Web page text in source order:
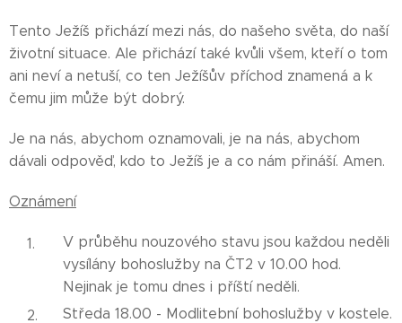
Tento Ježíš přichází mezi nás, do našeho světa, do naší
životní situace. Ale přichází také kvůli všem, kteří o tom
ani neví a netuší, co ten Ježíšův příchod znamená a k
čemu jim může být dobrý.
Je na nás, abychom oznamovali, je na nás, abychom
dávali odpověď, kdo to Ježíš je a co nám přináší. Amen.
Oznámení
V průběhu nouzového stavu jsou každou neděli
vysílány bohoslužby na ČT2 v 10.00 hod.
Nejinak je tomu dnes i příští neděli.
Středa 18.00 - Modlitební bohoslužby v kostele.